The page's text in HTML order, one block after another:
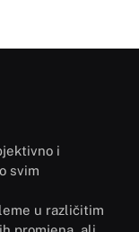
i
svim
u različitim